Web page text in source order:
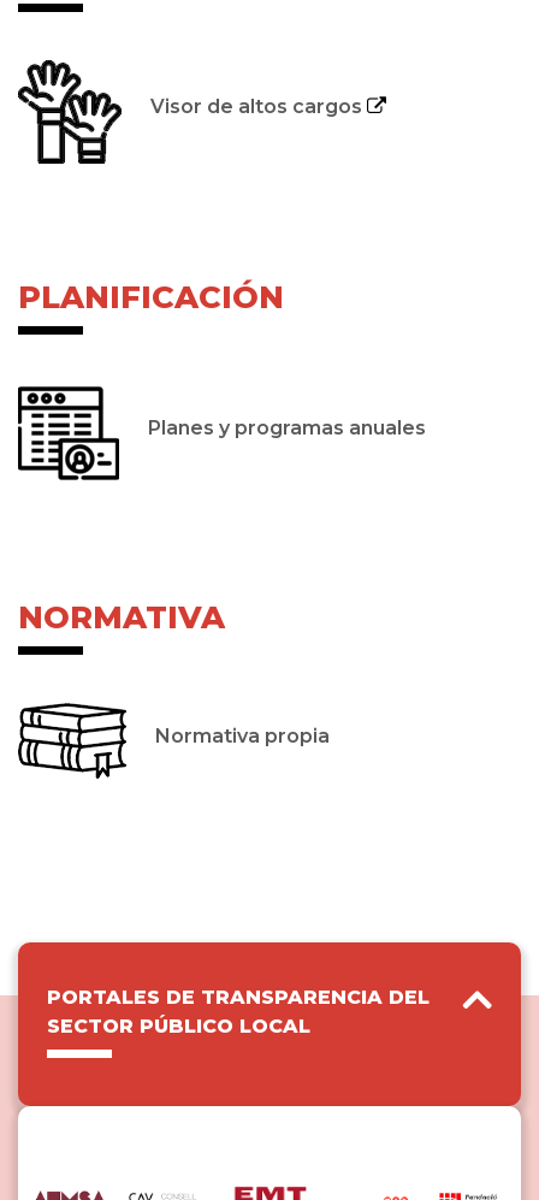
Visor de altos cargos
PLANIFICACIÓN
Planes y programas anuales
NORMATIVA
Normativa propia
PORTALES DE TRANSPARENCIA DEL
SECTOR PÚBLICO LOCAL